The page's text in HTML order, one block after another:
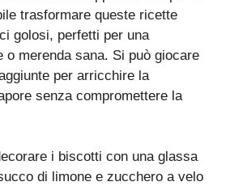
trasformare queste ricette
golosi, perfetti per una
o merenda sana. Si può giocare
per arricchire la
senza compromettere la
i biscotti con una glassa
di limone e zucchero a velo